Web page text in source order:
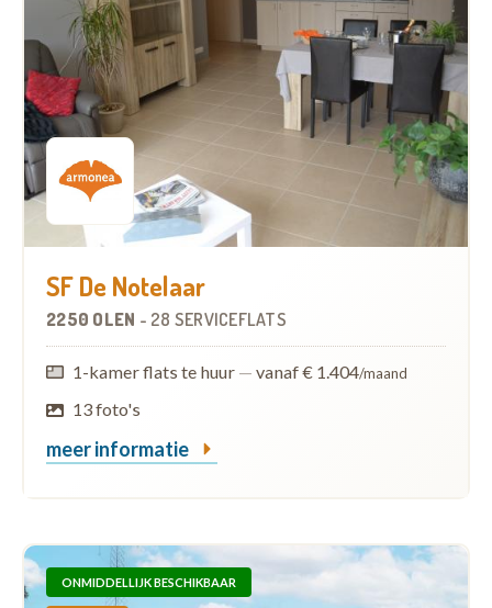
SF De Notelaar
2250 OLEN - 28 SERVICEFLATS
1-kamer flats te huur — vanaf € 1.404/maand
13 foto's
meer informatie
ONMIDDELLIJK BESCHIKBAAR